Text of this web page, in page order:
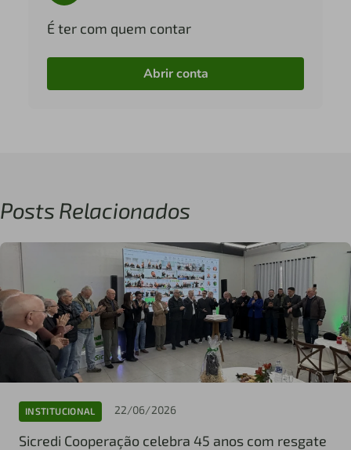
É ter com quem contar
Abrir conta
Posts Relacionados
INSTITUCIONAL 22/06/2026
Sicredi Cooperação celebra 45 anos com resgate